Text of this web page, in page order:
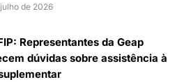
de 2026
Representantes da Geap
dúvidas sobre assistência à